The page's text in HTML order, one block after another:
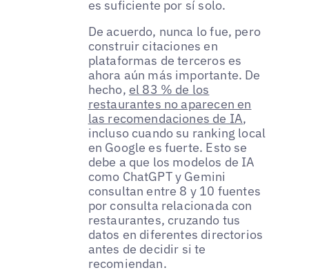
es suficiente por sí solo.
De acuerdo, nunca lo fue, pero
construir citaciones en
plataformas de terceros es
ahora aún más importante. De
hecho, el 83 % de los
restaurantes no aparecen en
las recomendaciones de IA,
incluso cuando su ranking local
en Google es fuerte. Esto se
debe a que los modelos de IA
como ChatGPT y Gemini
consultan entre 8 y 10 fuentes
por consulta relacionada con
restaurantes, cruzando tus
datos en diferentes directorios
antes de decidir si te
recomiendan.